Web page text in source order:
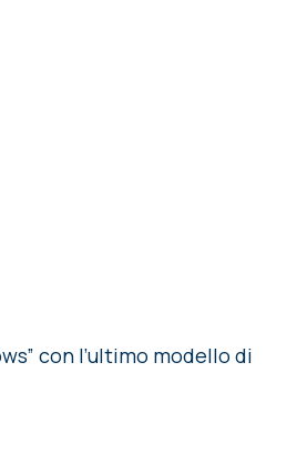
con l’ultimo modello di